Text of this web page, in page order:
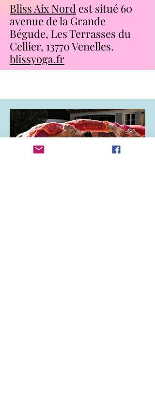
Bliss Aix Nord est situé 60
avenue de la Grande
Bégude, Les Terrasses du
Cellier, 13770 Venelles.
blissyoga.fr